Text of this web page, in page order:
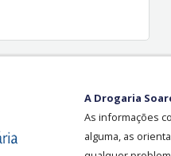
A Drogaria
As informações
alguma, as